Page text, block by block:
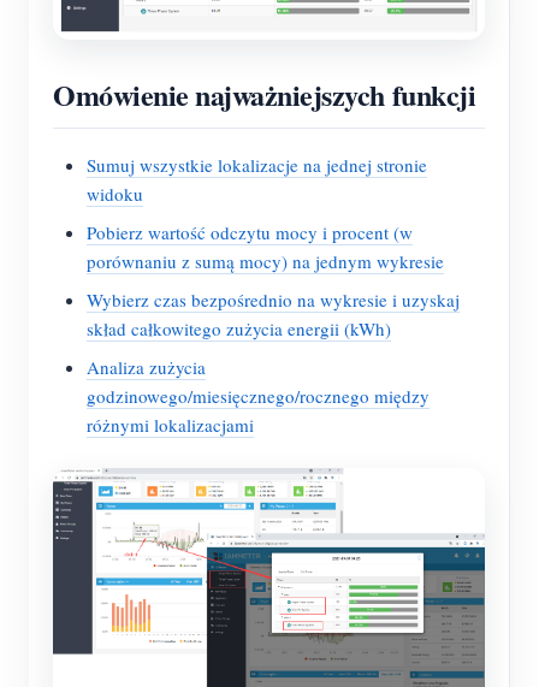
Omówienie najważniejszych funkcji
Sumuj wszystkie lokalizacje na jednej stronie
widoku
Pobierz wartość odczytu mocy i procent (w
porównaniu z sumą mocy) na jednym wykresie
Wybierz czas bezpośrednio na wykresie i uzyskaj
skład całkowitego zużycia energii (kWh)
Analiza zużycia
godzinowego/miesięcznego/rocznego między
różnymi lokalizacjami